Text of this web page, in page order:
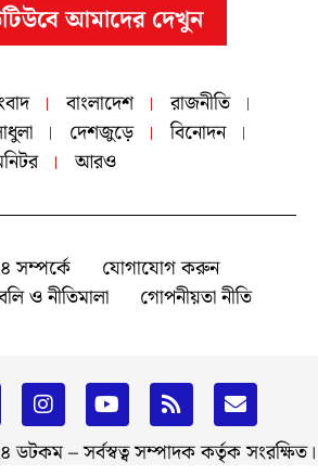
আমাদের দেখুন
বাংলাদেশ
রাজনীতি
দেশজুড়ে
বিনোদন
আরও
সম্পর্কে
যোগাযোগ করুন
ও নীতিমালা
গোপনীয়তা নীতি
– সর্বস্বত্ব সম্পাদক কর্তৃক সংরক্ষিত।